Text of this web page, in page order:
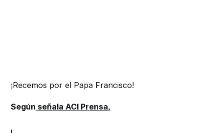
¡Recemos por el Papa Francisco!
Según señala ACI Prensa,